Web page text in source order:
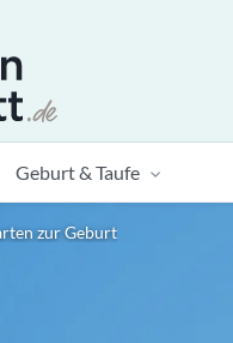
Geburt & Taufe
zur Geburt